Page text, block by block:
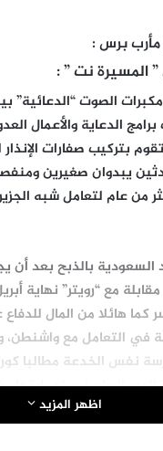
المسيرة نت ” :
الصوت “الدعائية”
الدعاية والأعمال
بتركيب صفارات
يبدوان صغيرين
من عام لتعامل شبه
السعودية بالذبح بعد أن
مع “رويتر” نهاية
هائلا من المال
في التعامل مع
نفس الخدعة مطالبا
الدرع الصاروخي لحمايتها
اظهر المزيد